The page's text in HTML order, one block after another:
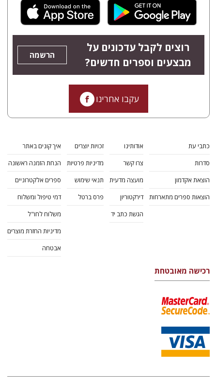
רוצים לקבל עדכונים על
מבצעים וספרים חדשים?
הרשמה
עקבו אחרינו
כתבי עת
סדרות
הוצאת אקדמון
הוצאות ספרים מתארחות
אודותינו
צרו קשר
מועצה מדעית
דירקטוריון
הגשת כתב יד
זכויות יוצרים
מדיניות פרטיות
תנאי שימוש
פרס ברטל
איך קונים באתר
הנחת הזמנה ראשונה
ספרים אלקטרוניים
דמי טיפול ומשלוח
משלוח לחו"ל
מדיניות החזרת מוצרים
אבטחה
רכישה מאובטחת